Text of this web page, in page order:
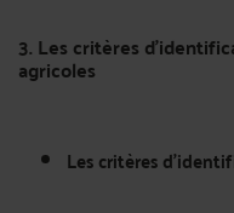
3. Les critères
agricoles
Les critères